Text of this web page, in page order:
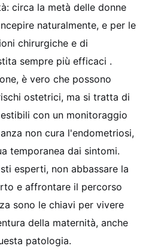
circa la metà delle donne
naturalmente, e per le
chirurgiche e di
sempre più efficaci .
è vero che possono
ostetrici, ma si tratta di
con un monitoraggio
non cura l'endometriosi,
temporanea dai sintomi.
esperti, non abbassare la
e affrontare il percorso
sono le chiavi per vivere
della maternità, anche
patologia.